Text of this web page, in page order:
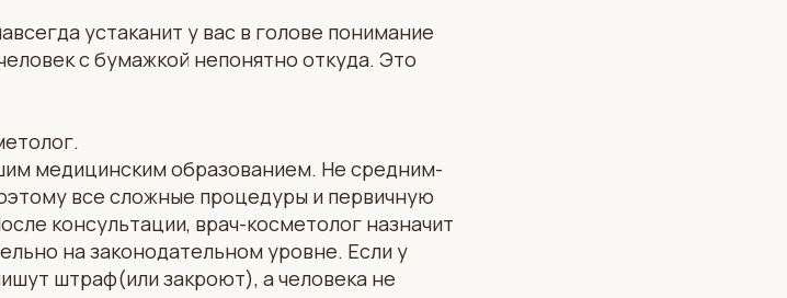
устаканит у вас в голове понимание
с бумажкой непонятно откуда. Это
медицинским образованием. Не средним-
все сложные процедуры и первичную
консультации, врач-косметолог назначит
на законодательном уровне. Если у
штраф(или закроют), а человека не